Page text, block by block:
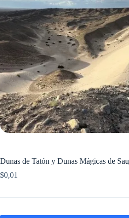
Dunas de Tatón y Dunas Mágicas de
$0,01